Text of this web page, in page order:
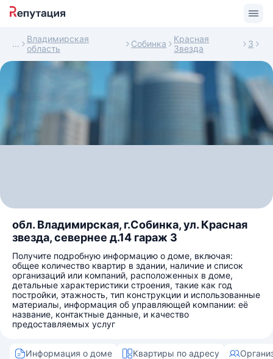
Владимирская
область
Собинка
Красная
Звезда
3
обл. Владимирская, г.Собинка, ул. Красная
звезда, севернее д.14 гараж 3
Получите подробную информацию о доме, включая:
общее количество квартир в здании, наличие и список
организаций или компаний, расположенных в доме,
детальные характеристики строения, такие как год
постройки, этажность, тип конструкции и использованные
материалы, информация об управляющей компании: её
название, контактные данные, и качество
предоставляемых услуг
Информация о доме Квартиры по адресу